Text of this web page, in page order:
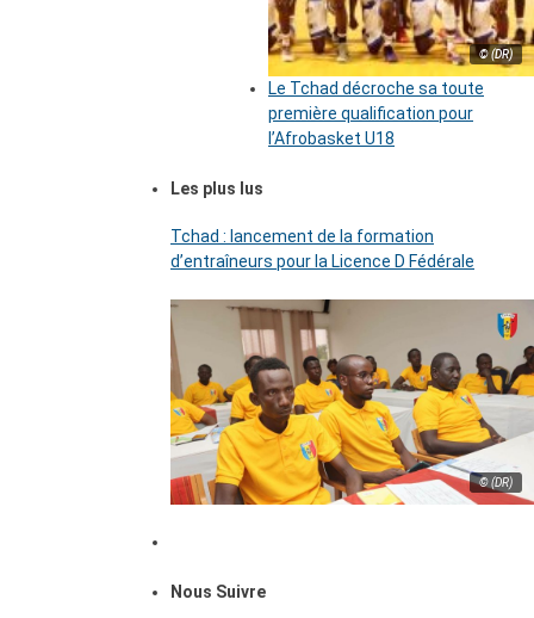
© (DR)
Le Tchad décroche sa toute
première qualification pour
l’Afrobasket U18
Les plus lus
Tchad : lancement de la formation
d’entraîneurs pour la Licence D Fédérale
© (DR)
Nous Suivre